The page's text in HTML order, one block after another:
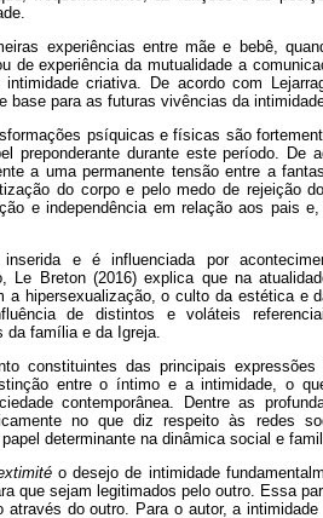
experiências entre mãe e bebê,
de experiência da mutualidade a
criativa. De acordo com
base para as futuras vivências da
psíquicas e físicas são
preponderante durante este período. De
a uma permanente tensão entre a
do corpo e pelo medo de rejeição
e independência em relação aos pais
e é influenciada por
Le Breton (2016) explica que na
a hipersexualização, o culto da estética e
de distintos e voláteis
da família e da Igreja.
constituintes das principais
entre o íntimo e a intimidade, o
contemporânea. Dentre as
no que diz respeito às redes
determinante na dinâmica social e
o desejo de intimidade
que sejam legitimados pelo outro. Essa
através do outro. Para o autor, a